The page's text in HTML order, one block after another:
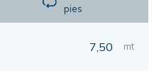
pies
7,50 mt